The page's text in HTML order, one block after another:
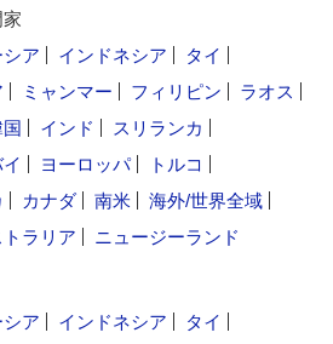
ア インドネシア
タイ
ミャンマー フィリピン
ラオス
インド
スリランカ
イ ヨーロッパ
トルコ
カナダ 南米
海外/世界全域
ラリア ニュージーランド
ア インドネシア タイ